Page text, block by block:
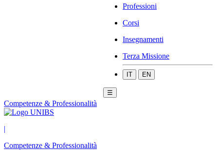
Professioni
Corsi
Insegnamenti
Terza Missione
IT EN
☰
Competenze & Professionalità
|
Competenze & Professionalità